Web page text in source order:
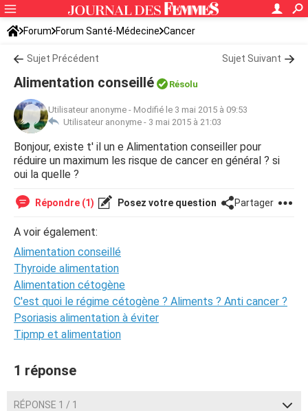
Forum Forum Santé-Médecine Cancer
Sujet Précédent Sujet Suivant
Alimentation conseillé Résolu
Utilisateur anonyme - Modifié le 3 mai 2015 à 09:53
Utilisateur anonyme - 3 mai 2015 à 21:03
Bonjour, existe t' il un e Alimentation conseiller pour
réduire un maximum les risque de cancer en général ? si
oui la quelle ?
Répondre (1) Posez votre question Partager
A voir également:
Alimentation conseillé
Thyroide alimentation
Alimentation cétogène
C'est quoi le régime cétogène ? Aliments ? Anti cancer ?
Psoriasis alimentation à éviter
Tipmp et alimentation
1 réponse
RÉPONSE 1 / 1